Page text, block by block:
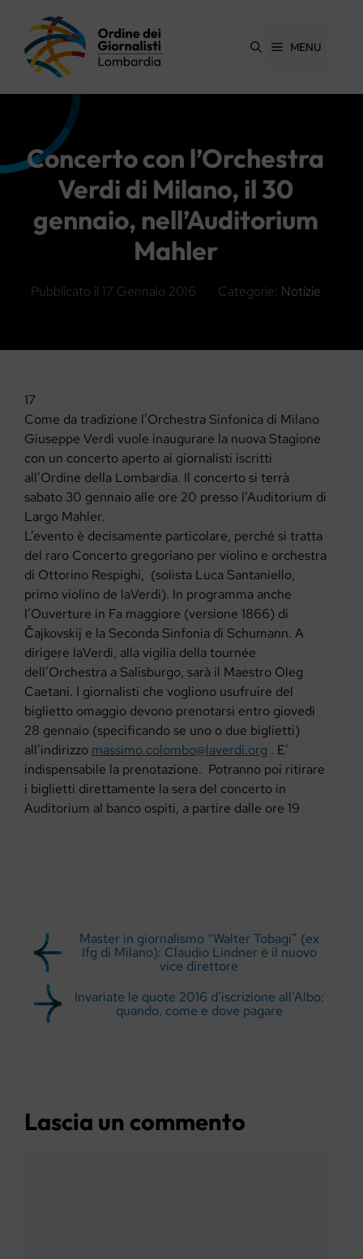
contenuto
MENU
Concerto con l’Orchestra
Verdi di Milano, il 30
gennaio, nell’Auditorium
Mahler
Pubblicato il 17 Gennaio 2016 Categorie: Notizie
17
Come da tradizione l’Orchestra Sinfonica di Milano
Giuseppe Verdi vuole inaugurare la nuova Stagione
con un concerto aperto ai giornalisti iscritti
all’Ordine della Lombardia. Il concerto si terrà
sabato 30 gennaio alle ore 20 presso l’Auditorium di
Largo Mahler.
L’evento è decisamente particolare, perché si tratta
del raro Concerto gregoriano per violino e orchestra
di Ottorino Respighi, (solista Luca Santaniello,
primo violino de laVerdi). In programma anche
l’Ouverture in Fa maggiore (versione 1866) di
Čajkovskij e la Seconda Sinfonia di Schumann. A
dirigere laVerdi, alla vigilia della tournée
dell’Orchestra a Salisburgo, sarà il Maestro Oleg
Caetani. I giornalisti che vogliono usufruire del
biglietto omaggio devono prenotarsi entro giovedì
28 gennaio (specificando se uno o due biglietti)
all’indirizzo massimo.colombo@laverdi.org . E’
indispensabile la prenotazione. Potranno poi ritirare
i biglietti direttamente la sera del concerto in
Auditorium al banco ospiti, a partire dalle ore 19
Master in giornalismo “Walter Tobagi” (ex
Ifg di Milano): Claudio Lindner è il nuovo
vice direttore
Invariate le quote 2016 d’iscrizione all’Albo:
quando, come e dove pagare
Lascia un commento